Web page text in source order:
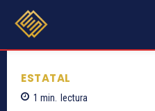
ESTATAL
1 min. lectura